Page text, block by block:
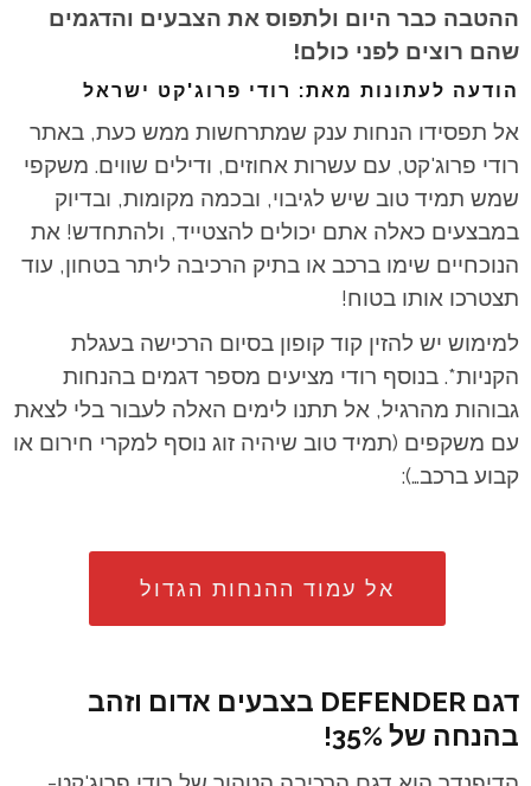
ההטבה כבר היום ולתפוס את הצבעים והדגמים
שהם רוצים לפני כולם!
הודעה לעתונות מאת: רודי פרוג'קט ישראל
אל תפסידו הנחות ענק שמתרחשות ממש כעת, באתר
רודי פרוג'קט, עם עשרות אחוזים, ודילים שווים. משקפי
שמש תמיד טוב שיש לגיבוי, ובכמה מקומות, ובדיוק
במבצעים כאלה אתם יכולים להצטייד, ולהתחדש! את
הנוכחיים שימו ברכב או בתיק הרכיבה ליתר בטחון, עוד
תצטרכו אותו בטוח!
למימוש יש להזין קוד קופון בסיום הרכישה בעגלת
הקניות*. בנוסף רודי מציעים מספר דגמים בהנחות
גבוהות מהרגיל, אל תתנו לימים האלה לעבור בלי לצאת
עם משקפים (תמיד טוב שיהיה זוג נוסף למקרי חירום או
קבוע ברכב…):
אל עמוד ההנחות הגדול
דגם DEFENDER בצבעים אדום וזהב
בהנחה של 35%!